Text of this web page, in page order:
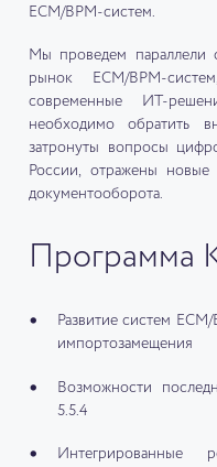
ECM/BPM-систем.
Мы проведем параллели
рынок ECM/BPM-
современные ИТ-
необходимо обратить
затронуты вопросы
России, отражены новые
документооборота.
Программа
Развитие систем
импортозамещения
Возможности
5.5.4
Интегрированные